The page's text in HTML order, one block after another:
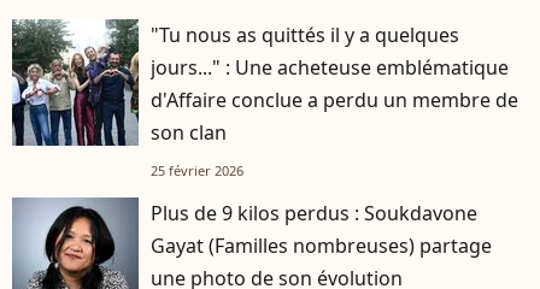
"Tu nous as quittés il y a quelques
jours..." : Une acheteuse emblématique
d'Affaire conclue a perdu un membre de
son clan
25 février 2026
Plus de 9 kilos perdus : Soukdavone
Gayat (Familles nombreuses) partage
une photo de son évolution